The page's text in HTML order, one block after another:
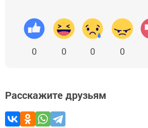
0 0 0 0
Расскажите друзьям